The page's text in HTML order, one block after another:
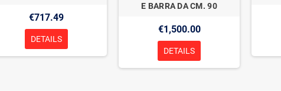
€717.49
DETAILS
E BARRA DA CM. 90
€1,500.00
DETAILS